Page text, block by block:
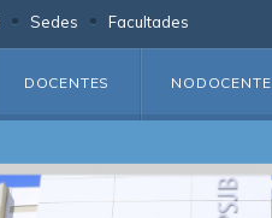
Sedes Facultades
DOCENTES NODOCENTE